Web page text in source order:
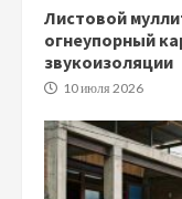
Листовой
огнеупорный
звукоизоляции
10 июля 2026